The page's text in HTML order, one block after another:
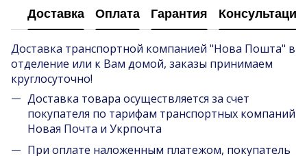
Доставка Оплата Гарантия Консультация
Доставка транспортной компанией "Нова Пошта" в
отделение или к Вам домой, заказы принимаем
круглосуточно!
Доставка товара осуществляется за счет
покупателя по тарифам транспортных компаний
Новая Почта и Укрпочта
При оплате наложенным платежом, покупатель